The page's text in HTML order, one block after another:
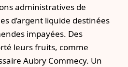
administratives de
d’argent liquide destinées
impayées. Des
leurs fruits, comme
Aubry Commecy. Un